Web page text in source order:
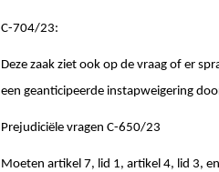
C-704/23:
Deze zaak ziet ook op de vraag of er
een geanticipeerde instapweigering
Prejudiciële vragen C-650/23
Moeten artikel 7, lid 1, artikel 4, lid 3,